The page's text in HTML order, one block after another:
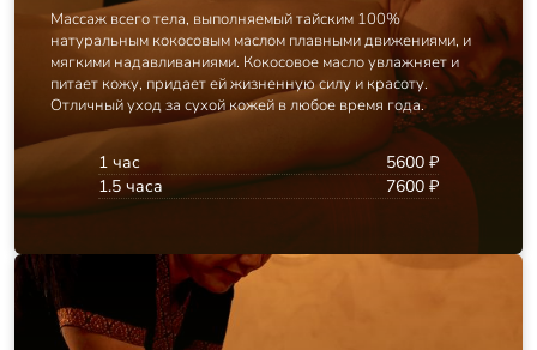
Массаж всего тела, выполняемый тайским 100%
натуральным кокосовым маслом плавными движениями, и
мягкими надавливаниями. Кокосовое масло увлажняет и
питает кожу, придает ей жизненную силу и красоту.
Отличный уход за сухой кожей в любое время года.
1 час
5600 ₽
1.5 часа
7600 ₽